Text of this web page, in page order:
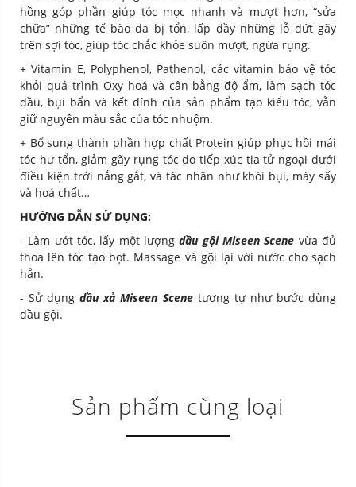
hồng góp phần giúp tóc mọc nhanh và mượt hơn, “sửa
chữa” những tế bào da bị tổn, lấp đầy những lỗ đứt gãy
trên sợi tóc, giúp tóc chắc khỏe suôn mượt, ngừa rụng.
+ Vitamin E, Polyphenol, Pathenol, các vitamin bảo vệ tóc
khỏi quá trình Oxy hoá và cân bằng độ ẩm, làm sạch tóc
dầu, bụi bẩn và kết dính của sản phẩm tạo kiểu tóc, vẫn
giữ nguyên màu sắc của tóc nhuộm.
+ Bổ sung thành phần hợp chất Protein giúp phục hồi mái
tóc hư tổn, giảm gãy rụng tóc do tiếp xúc tia tử ngoại dưới
điều kiện trời nắng gắt, và tác nhân như khói bụi, máy sấy
và hoá chất…
HƯỚNG DẪN SỬ DỤNG:
- Làm ướt tóc, lấy một lượngdầu gội Miseen Scene vừa đủ
thoa lên tóc tạo bọt. Massage và gội lại với nước cho sạch
hẳn.
- Sử dụngdầu xả Miseen Scene tương tự như bước dùng
dầu gội.
Sản phẩm cùng loại